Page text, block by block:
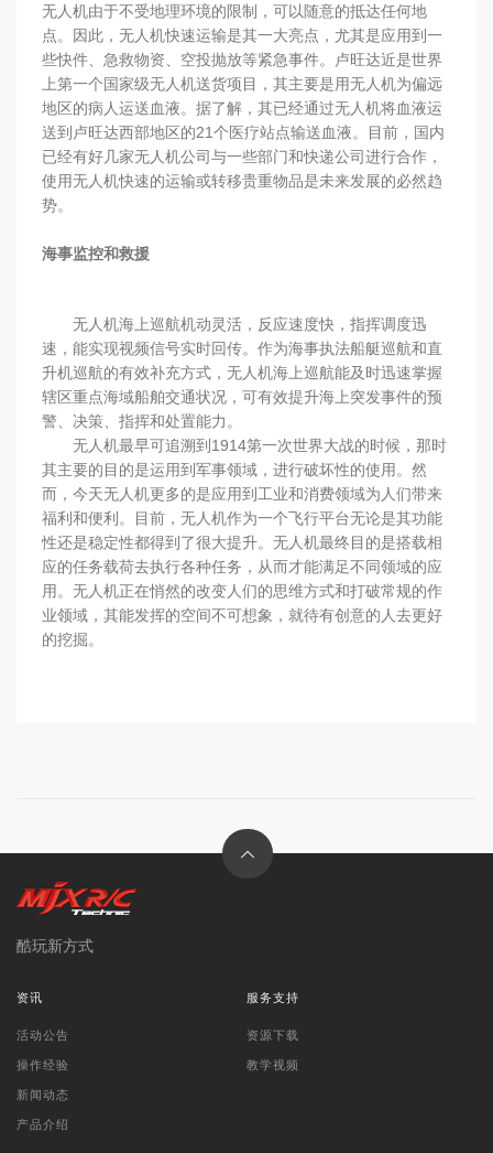
无人机由于不受地理环境的限制，可以随意的抵达任何地
点。因此，无人机快速运输是其一大亮点，尤其是应用到一
些快件、急救物资、空投抛放等紧急事件。卢旺达近是世界
上第一个国家级无人机送货项目，其主要是用无人机为偏远
地区的病人运送血液。据了解，其已经通过无人机将血液运
送到卢旺达西部地区的21个医疗站点输送血液。目前，国内
已经有好几家无人机公司与一些部门和快递公司进行合作，
使用无人机快速的运输或转移贵重物品是未来发展的必然趋
势。
海事监控和救援
无人机海上巡航机动灵活，反应速度快，指挥调度迅
速，能实现视频信号实时回传。作为海事执法船艇巡航和直
升机巡航的有效补充方式，无人机海上巡航能及时迅速掌握
辖区重点海域船舶交通状况，可有效提升海上突发事件的预
警、决策、指挥和处置能力。
无人机最早可追溯到1914第一次世界大战的时候，那时
其主要的目的是运用到军事领域，进行破坏性的使用。然
而，今天无人机更多的是应用到工业和消费领域为人们带来
福利和便利。目前，无人机作为一个飞行平台无论是其功能
性还是稳定性都得到了很大提升。无人机最终目的是搭载相
应的任务载荷去执行各种任务，从而才能满足不同领域的应
用。无人机正在悄然的改变人们的思维方式和打破常规的作
业领域，其能发挥的空间不可想象，就待有创意的人去更好
的挖掘。
酷玩新方式
资讯
活动公告
操作经验
新闻动态
产品介绍
服务支持
资源下载
教学视频